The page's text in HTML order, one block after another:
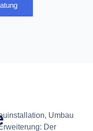
Umbau
Der